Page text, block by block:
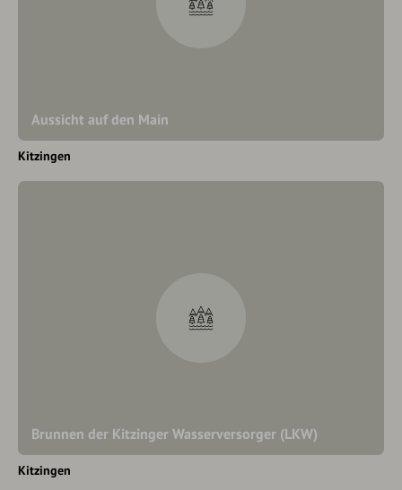
Aussicht auf den Main
Kitzingen
Brunnen der Kitzinger Wasserversorger (LKW)
Kitzingen